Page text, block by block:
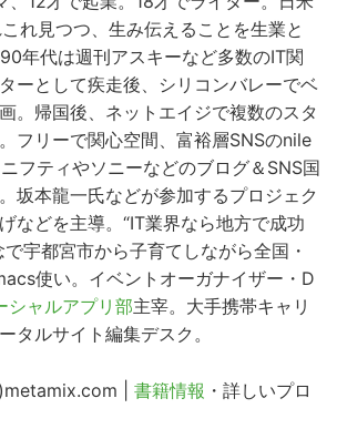
れ見つつ、生み伝えることを生業と
年代は週刊アスキーなど多数のIT関
ーとして疾走後、シリコンバレーでベ
。帰国後、ネットエイジで複数のスタ
フリーで関心空間、富裕層SNSのnile
フティやソニーなどのブログ＆SNS国
坂本龍一氏などが参加するプロジェク
などを主導。“IT業界なら地方で成功
宇都宮市から子育てしながら全国・
使い。イベントオーガナイザー・D
シャルアプリ部主宰。大手携帯キャリ
タルサイト編集デスク。
| 書籍情報 ・詳しいプロ